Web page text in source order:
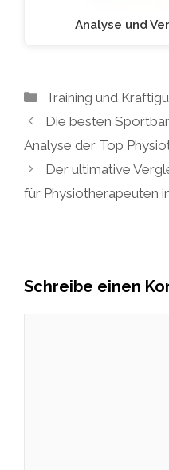
Analyse und
Kategorien
Training und
Die besten
Analyse der Top
Der ultimative
für Physiotherapeuten
Schreibe einen